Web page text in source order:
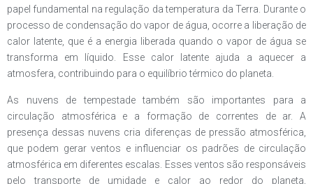
papel fundamental na regulação da temperatura da Terra. Durante o
processo de condensação do vapor de água, ocorre a liberação de
calor latente, que é a energia liberada quando o vapor de água se
transforma em líquido. Esse calor latente ajuda a aquecer a
atmosfera, contribuindo para o equilíbrio térmico do planeta.
As nuvens de tempestade também são importantes para a
circulação atmosférica e a formação de correntes de ar. A
presença dessas nuvens cria diferenças de pressão atmosférica,
que podem gerar ventos e influenciar os padrões de circulação
atmosférica em diferentes escalas. Esses ventos são responsáveis
pelo transporte de umidade e calor ao redor do planeta,